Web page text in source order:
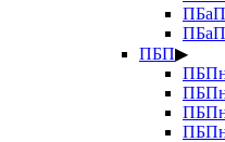
ПБП▶